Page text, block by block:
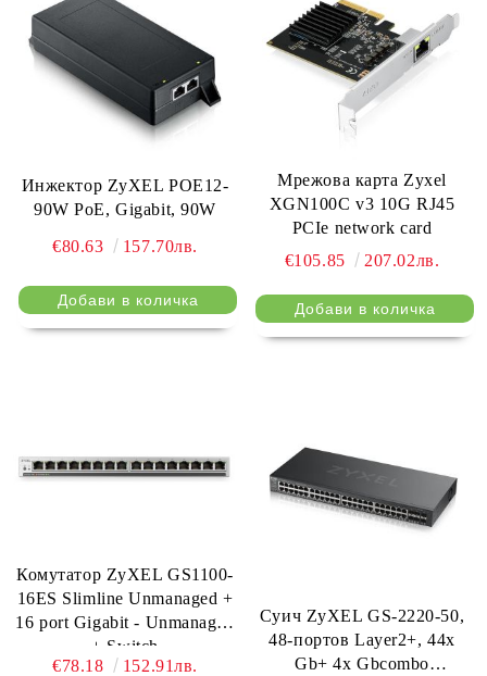
Инжектор ZyXEL POE12-
90W PoE, Gigabit, 90W
€80.63 157.70лв.
Мрежова карта Zyxel
XGN100C v3 10G RJ45
PCIe network card
€105.85
207.02лв.
Комутатор ZyXEL GS1100-
16ES Slimline Unmanaged +
16 port Gigabit - Unmanaged
+ Switch
€78.18
152.91лв.
Суич ZyXEL GS-2220-50,
48-портов Layer2+, 44x
Gb+ 4x Gbcombo